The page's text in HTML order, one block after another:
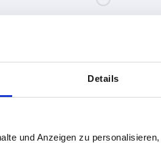
Details
und Anzeigen zu
NEU